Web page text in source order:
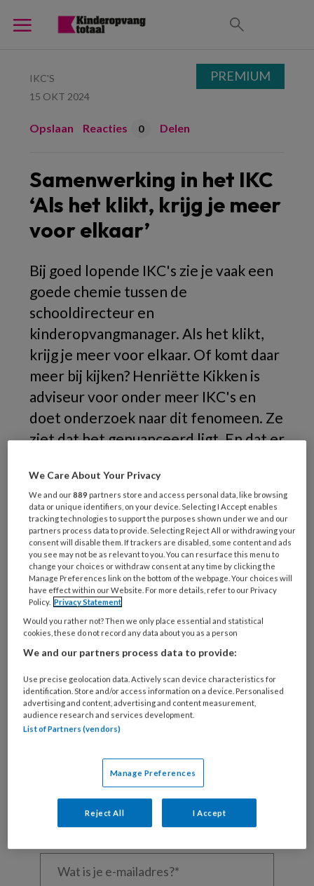
IKC'S
15 OKT 2024
Opslaan Reacties 0 Delen
Samenwerking in het IKC
‘Als het klikt, krijg je meer
voor elkaar’
Bij goed lopende IKC's zie je vaak een
goede chemie tussen de
schooldirecteur en
kinderopvangmanager. Als het klikt,
krijg je meer voor elkaar. Of komt daar
meer bij kijken? Henriëtte Kikken is
adviseur voor onder meer IKC's en
doet onderzoek naar dit fenomeen. Ze
ziet dat het genuanceerd ligt. En dat er
Adobestock/yanadjan
Samenwerking
REGISTREREN
Wil je dit artikel lezen?
Maak gratis een account aan en lees 2
artikelen gratis per maand
Al een account of abonnement?Log dan in
Wat
PREMIUM
We Care About Your Privacy
We and our889 partners store and access personal data, like browsing
data or unique identifiers, on your device. Selecting I Accept enables
tracking technologies to support the purposes shown under we and our
partners process data to provide. Selecting Reject All or withdrawing your
consent will disable them. If trackers are disabled, some content and ads
you see may not be as relevant to you. You can resurface this menu to
change your choices or withdraw consent at any time by clicking the
Manage Preferences link on the bottom of the webpage. Your choices will
have effect within our Website. For more details, refer to our Privacy
Policy. Privacy Statement
Would you rather not? Then we only place essential and statistical
cookies, these do not record any data about you as a person
We and our partners process data to provide:
Use precise geolocation data. Actively scan device characteristics for
identification. Store and/or access information on a device. Personalised
advertising and content, advertising and content measurement,
audience research and services development.
List of Partners (vendors)
Manage Preferences
Reject All I Accept